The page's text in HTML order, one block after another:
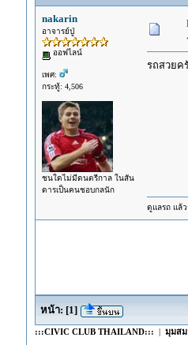
nakarin
อาจารย์ปู่
ออฟไลน์
เพศ:
กระทู้: 4,506
ชนใดไม่มีดนตรีกาล ในสัน
ดารเป็นคนชอบกลนัก
รถสวยค
ดูแลรถ แล้ว
หน้า: [1]
:::CIVIC CLUB THAILAND::: | มุมส